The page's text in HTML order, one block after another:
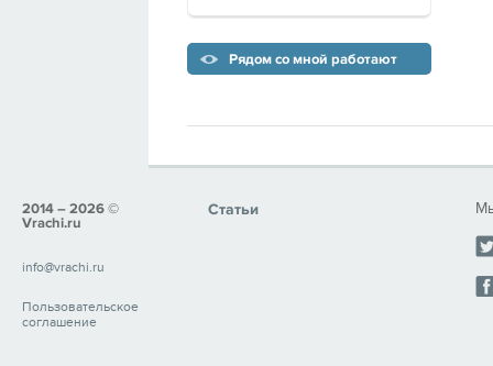
Рядом со мной работают
2014 – 2026 ©
Vrachi.ru
info@vrachi.ru
Пользовательское
соглашение
Статьи